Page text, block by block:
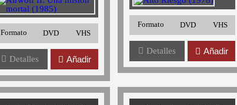
Formato DVD VHS
Detalles Añadir
Formato DVD VHS
Detalles Añadir